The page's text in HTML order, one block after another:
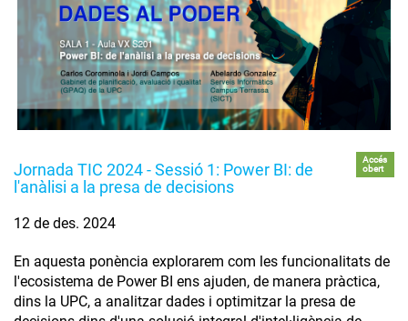
Jornada TIC 2024 - Sessió 1: Power BI: de
l'anàlisi a la presa de decisions
Accés
obert
12 de des. 2024
En aquesta ponència explorarem com les funcionalitats de
l'ecosistema de Power BI ens ajuden, de manera pràctica,
dins la UPC, a analitzar dades i optimitzar la presa de